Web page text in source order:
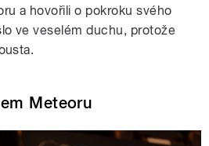
a hovořili o pokroku svého
ve veselém duchu, protože
Meteoru